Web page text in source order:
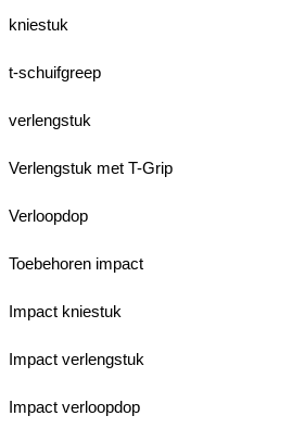
kniestuk
t-schuifgreep
verlengstuk
Verlengstuk met T-Grip
Verloopdop
Toebehoren impact
Impact kniestuk
Impact verlengstuk
Impact verloopdop